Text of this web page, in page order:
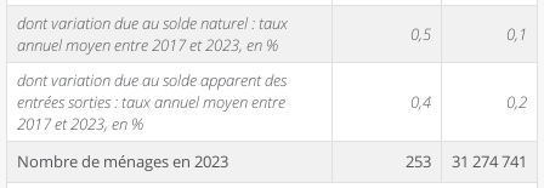
dont variation due au solde naturel : taux
annuel moyen entre 2017 et 2023, en %
0,5 0,1
dont variation due au solde apparent des
entrées sorties : taux annuel moyen entre
2017 et 2023, en %
0,4 0,2
Nombre de ménages en 2023 253
31 274 741